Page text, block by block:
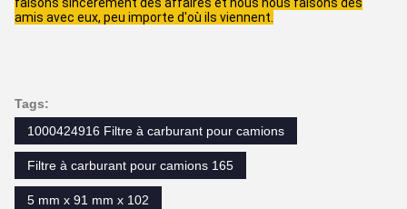
faisons sincèrement des affaires et nous nous faisons des
amis avec eux, peu importe d'où ils viennent.
Tags:
1000424916 Filtre à carburant pour camions
Filtre à carburant pour camions 165
5 mm x 91 mm x 102